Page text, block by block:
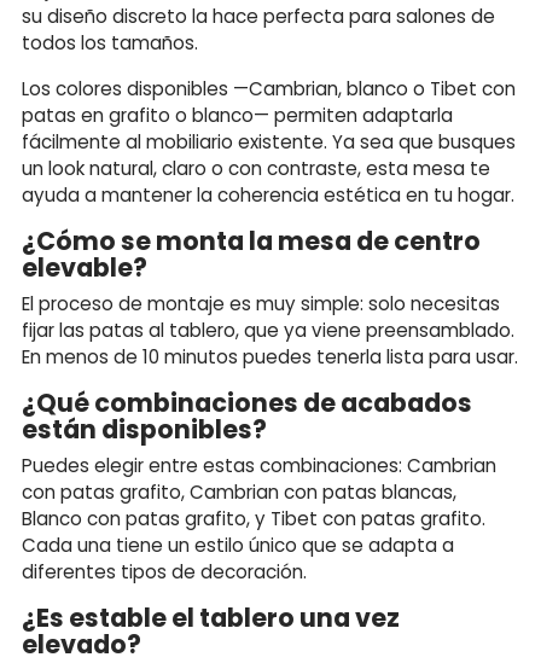
su diseño discreto la hace perfecta para salones de
todos los tamaños.
Los colores disponibles —Cambrian, blanco o Tibet con
patas en grafito o blanco— permiten adaptarla
fácilmente al mobiliario existente. Ya sea que busques
un look natural, claro o con contraste, esta mesa te
ayuda a mantener la coherencia estética en tu hogar.
¿Cómo se monta la mesa de centro
elevable?
El proceso de montaje es muy simple: solo necesitas
fijar las patas al tablero, que ya viene preensamblado.
En menos de 10 minutos puedes tenerla lista para usar.
¿Qué combinaciones de acabados
están disponibles?
Puedes elegir entre estas combinaciones: Cambrian
con patas grafito, Cambrian con patas blancas,
Blanco con patas grafito, y Tibet con patas grafito.
Cada una tiene un estilo único que se adapta a
diferentes tipos de decoración.
¿Es estable el tablero una vez
elevado?